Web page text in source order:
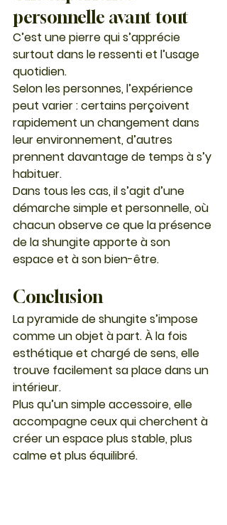
personnelle avant tout
C’est une pierre qui s’apprécie
surtout dans le ressenti et l’usage
quotidien.
Selon les personnes, l’expérience
peut varier : certains perçoivent
rapidement un changement dans
leur environnement, d’autres
prennent davantage de temps à s’y
habituer.
Dans tous les cas, il s’agit d’une
démarche simple et personnelle, où
chacun observe ce que la présence
de la shungite apporte à son
espace et à son bien-être.
Conclusion
La pyramide de shungite s’impose
comme un objet à part. À la fois
esthétique et chargé de sens, elle
trouve facilement sa place dans un
intérieur.
Plus qu’un simple accessoire, elle
accompagne ceux qui cherchent à
créer un espace plus stable, plus
calme et plus équilibré.